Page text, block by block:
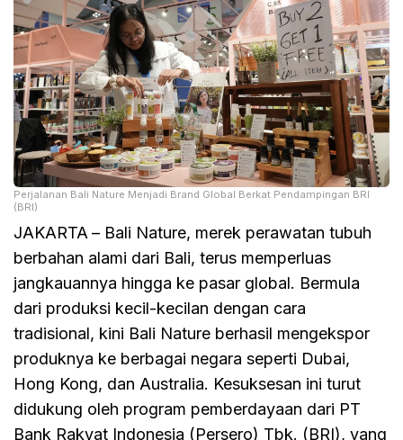
Perjalanan Bali Nature Menjadi Brand Global Berkat Pendampingan BRI
(BRI)
JAKARTA – Bali Nature, merek perawatan tubuh
berbahan alami dari Bali, terus memperluas
jangkauannya hingga ke pasar global. Bermula
dari produksi kecil-kecilan dengan cara
tradisional, kini Bali Nature berhasil mengekspor
produknya ke berbagai negara seperti Dubai,
Hong Kong, dan Australia. Kesuksesan ini turut
didukung oleh program pemberdayaan dari PT
Bank Rakyat Indonesia (Persero) Tbk. (BRI), yang